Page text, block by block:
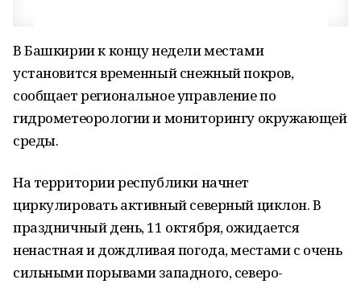
В Башкирии к концу недели местами
установится временный снежный покров,
сообщает региональное управление по
гидрометеорологии и мониторингу окружающей
среды.
На территории республики начнет
циркулировать активный северный циклон. В
праздничный день, 11 октября, ожидается
ненастная и дождливая погода, местами с очень
сильными порывами западного, северо-